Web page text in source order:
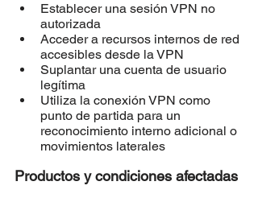
Establecer una sesión VPN no
autorizada
Acceder a recursos internos de red
accesibles desde la VPN
Suplantar una cuenta de usuario
legítima
Utiliza la conexión VPN como
punto de partida para un
reconocimiento interno adicional o
movimientos laterales
Productos y condiciones afectadas